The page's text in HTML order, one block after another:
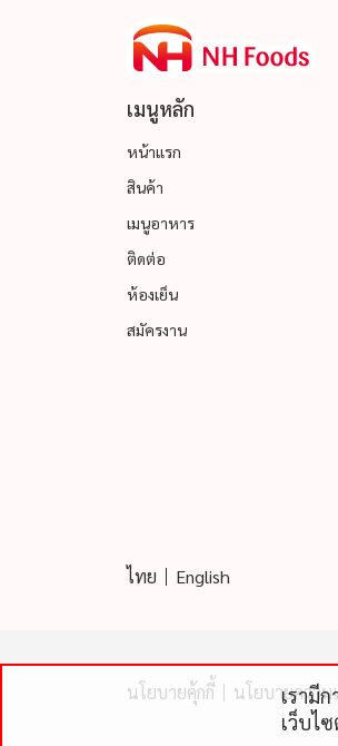
เมนูหลัก
หน้าแรก
สินค้า
เมนูอาหาร
ติดต่อ
ห้องเย็น
สมัครงาน
ไทย English
นโยบายคุ้กกี้ นโยบายควา
เรามี
เว็บไซ